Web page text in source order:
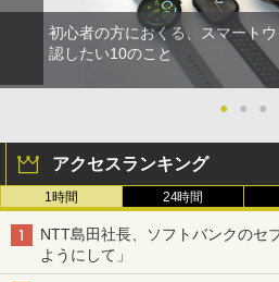
初心者の方におくる、スマート
認したい10のこと
● ● ●
アクセスランキング
1時間 24時間
NTT島田社長、ソフトバンクのセ
ようにして」